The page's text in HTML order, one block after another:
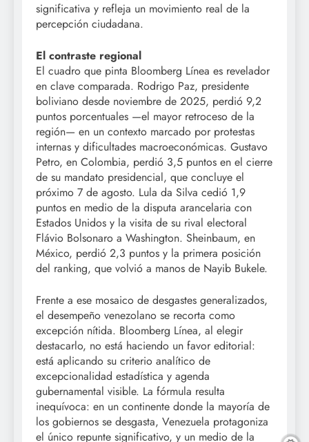
significativa y refleja un movimiento real de la
percepción ciudadana.
El contraste regional
El cuadro que pinta Bloomberg Línea es revelador
en clave comparada. Rodrigo Paz, presidente
boliviano desde noviembre de 2025, perdió 9,2
puntos porcentuales —el mayor retroceso de la
región— en un contexto marcado por protestas
internas y dificultades macroeconómicas. Gustavo
Petro, en Colombia, perdió 3,5 puntos en el cierre
de su mandato presidencial, que concluye el
próximo 7 de agosto. Lula da Silva cedió 1,9
puntos en medio de la disputa arancelaria con
Estados Unidos y la visita de su rival electoral
Flávio Bolsonaro a Washington. Sheinbaum, en
México, perdió 2,3 puntos y la primera posición
del ranking, que volvió a manos de Nayib Bukele.
Frente a ese mosaico de desgastes generalizados,
el desempeño venezolano se recorta como
excepción nítida. Bloomberg Línea, al elegir
destacarlo, no está haciendo un favor editorial:
está aplicando su criterio analítico de
excepcionalidad estadística y agenda
gubernamental visible. La fórmula resulta
inequívoca: en un continente donde la mayoría de
los gobiernos se desgasta, Venezuela protagoniza
el único repunte significativo, y un medio de la